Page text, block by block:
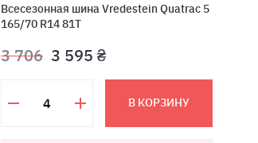
Всесезонная шина Vredestein Quatrac 5
165/70 R14 81T
3 706 3 595 ₴
В КОРЗИНУ